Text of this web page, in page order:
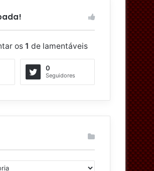
os 1 de lamentáveis
0
Seguidores